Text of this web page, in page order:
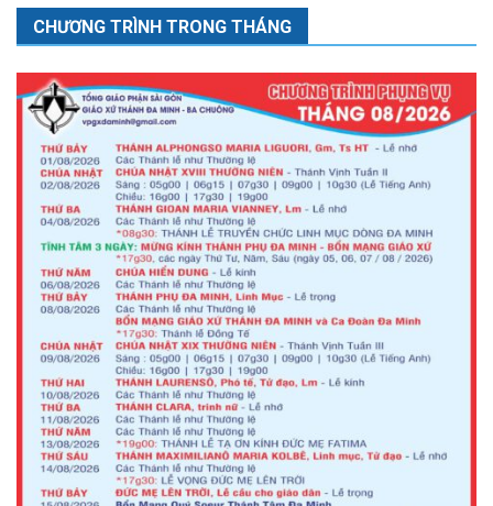
CHƯƠNG TRÌNH TRONG THÁNG